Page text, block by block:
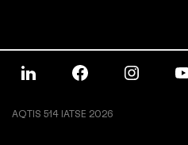
AQTIS 514 IATSE 2026